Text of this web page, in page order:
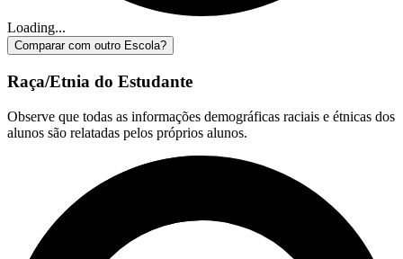
Loading...
Comparar com outro Escola?
Raça/Etnia do Estudante
Observe que todas as informações demográficas raciais e étnicas dos
alunos são relatadas pelos próprios alunos.